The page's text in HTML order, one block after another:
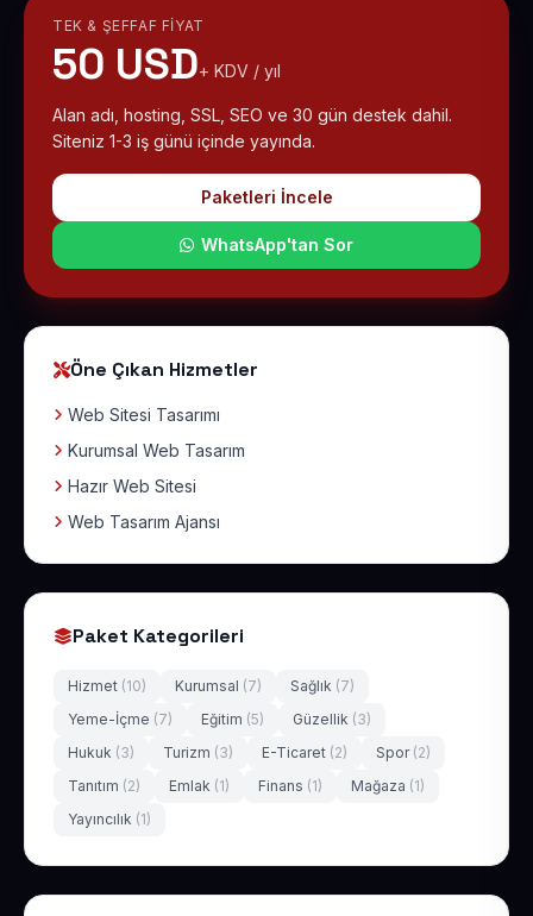
TEK & ŞEFFAF FIYAT
50 USD+ KDV / yıl
Alan adı, hosting, SSL, SEO ve 30 gün destek dahil.
Siteniz 1-3 iş günü içinde yayında.
Paketleri İncele
WhatsApp'tan Sor
Öne Çıkan Hizmetler
Web Sitesi Tasarımı
Kurumsal Web Tasarım
Hazır Web Sitesi
Web Tasarım Ajansı
Paket Kategorileri
Hizmet (10) Kurumsal (7) Sağlık (7)
Yeme-İçme (7) Eğitim (5) Güzellik (3)
Hukuk (3) Turizm (3) E-Ticaret (2) Spor (2)
Tanıtım (2) Emlak (1) Finans (1) Mağaza (1)
Yayıncılık (1)